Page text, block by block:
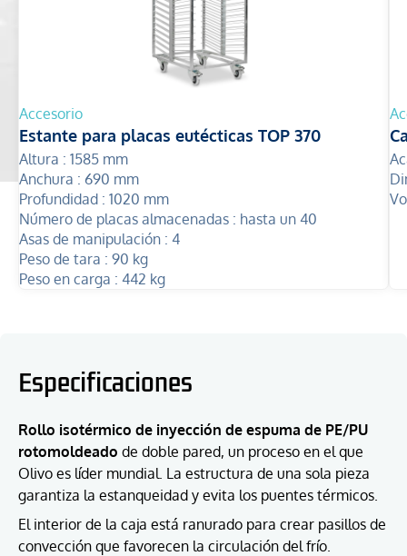
Accesorio
Estante para placas eutécticas TOP 370
Altura : 1585 mm
Anchura : 690 mm
Profundidad : 1020 mm
Número de placas almacenadas : hasta un 40
Asas de manipulación : 4
Peso de tara : 90 kg
Peso en carga : 442 kg
Especificaciones
Rollo isotérmico de inyección de espuma de PE/PU
rotomoldeado de doble pared, un proceso en el que
Olivo es líder mundial. La estructura de una sola pieza
garantiza la estanqueidad y evita los puentes térmicos.
El interior de la caja está ranurado para crear pasillos de
convección que favorecen la circulación del frío.